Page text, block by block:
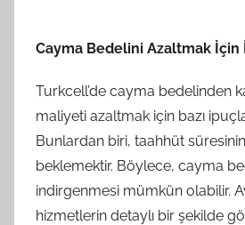
Cayma Bedelini Azaltmak İçin
Turkcell’de cayma bedelinden
maliyeti azaltmak için bazı
Bunlardan biri, taahhüt süresinin
beklemektir. Böylece, cayma
indirgenmesi mümkün olabilir.
hizmetlerin detaylı bir şekilde